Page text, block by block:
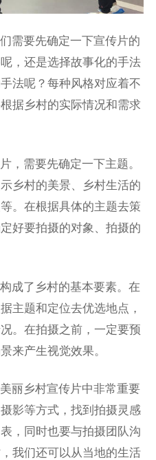
需要先确定一下宣传片的
，还是选择故事化的手法
法呢？每种风格对应着不
据乡村的实际情况和需求
，需要先确定一下主题。
乡村的美景、乡村生活的
。在根据具体的主题去策
好要拍摄的对象、拍摄的
成了乡村的基本要素。在
主题和定位去优选地点，
。在拍摄之前，一定要预
来产生视觉效果。
丽乡村宣传片中非常重要
影等方式，找到拍摄灵感
，同时也要与拍摄团队沟
我们还可以从当地的生活